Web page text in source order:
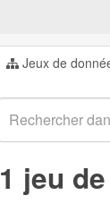
Jeux de
1 jeu